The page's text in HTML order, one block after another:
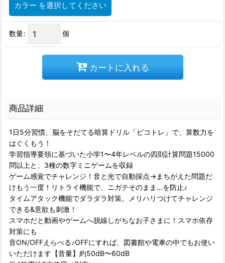
カラー を選択してください
数量: 個
カートに入れる
商品詳細
1日5分習慣、脳をそだてる暗算ドリル「ピコトレ」で、算数力を
はぐくもう！
学習指導要領に基づいた小学1〜4年レベルの四則計算問題15000
問以上と、3種の数字ミニゲームを収録
ゲーム感覚でチャレンジ！音と光で自動採点→まちがえた問題だ
けもう一度！リトライ機能で、ニガテそのまま…を防止♪
タイムアタック機能でダラダラ対策。メリハリつけてチャレンジ
できる&意欲も刺激！
スマホだと動画やゲームへ脱線しがちなお子さまに！スマホ依存
対策にも
音ON/OFFえらべる♪OFFにすれば、図書館や電車の中でもお使い
いただけます【音量】約50dB〜60dB